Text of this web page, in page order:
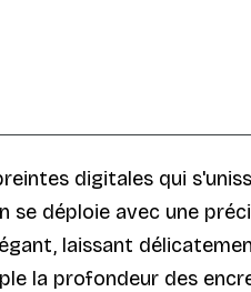
digitales qui
déploie avec une
laissant
la profondeur des